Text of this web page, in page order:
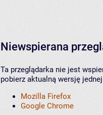
Niewspierana
Ta przeglądarka nie jest
pobierz aktualną wersję
Mozilla Firefox
Google Chrome